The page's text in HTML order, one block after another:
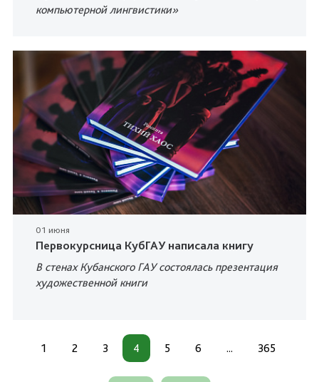
компьютерной лингвистики»
01 июня
Первокурсница КубГАУ написала книгу
В стенах Кубанского ГАУ состоялась презентация
художественной книги
1 2 3 4 5 6 ... 365